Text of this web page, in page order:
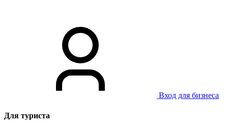
Вход для бизнеса
Для туриста